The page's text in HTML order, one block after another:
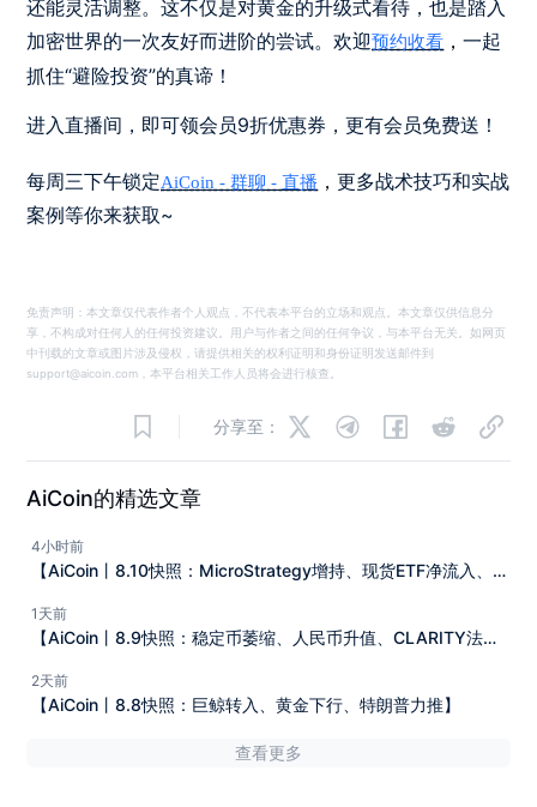
还能灵活调整。这不仅是对黄金的升级式看待，也是踏入
加密世界的一次友好而进阶的尝试。欢迎预约收看 ，一起
抓住“避险投资”的真谛！
进入直播间，即可领会员9折优惠券，更有会员免费送！
每周三下午锁定AiCoin - 群聊 - 直播 ，更多战术技巧和实战
案例等你来获取~
免责声明：本文章仅代表作者个人观点，不代表本平台的立场和观点。本文章仅供信息分
享，不构成对任何人的任何投资建议。用户与作者之间的任何争议，与本平台无关。如网页
中刊载的文章或图片涉及侵权，请提供相关的权利证明和身份证明发送邮件到
support@aicoin.com，本平台相关工作人员将会进行核查。
分享至：
AiCoin的精选文章
4小时前
【AiCoin丨8.10快照：MicroStrategy增持、现货ETF净流入、霍
1天前
【AiCoin丨8.9快照：稳定币萎缩、人民币升值、CLARITY法案
2天前
【AiCoin丨8.8快照：巨鲸转入、黄金下行、特朗普力推】
查看更多